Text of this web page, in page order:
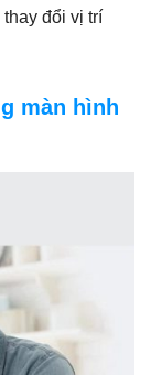
đổi vị trí
màn hình